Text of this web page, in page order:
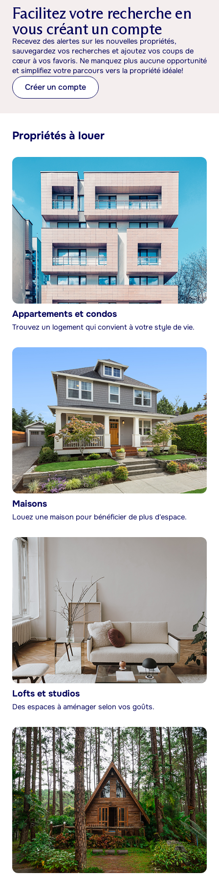
Facilitez votre recherche en
vous créant un compte
Recevez des alertes sur les nouvelles propriétés,
sauvegardez vos recherches et ajoutez vos coups de
cœur à vos favoris. Ne manquez plus aucune opportunité
et simplifiez votre parcours vers la propriété idéale!
Créer un compte
Propriétés à louer
Appartements et condos
Trouvez un logement qui convient à votre style de vie.
Maisons
Louez une maison pour bénéficier de plus d'espace.
Lofts et studios
Des espaces à aménager selon vos goûts.